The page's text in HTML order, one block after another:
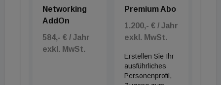
Neben den klassischen, arrivierten Unternehmen
stellen auch heuer erstmalig Start-ups aus. Neben
100 Ausstellern gibt es erstmals eine Start-up-
Area, wo Jungunternehmer Lösungen im
Digitalisierungsbereich für die Baubranche
Networking
AddOn
584,- € / Jahr
exkl. MwSt.
Premium Abo
1.200,- € / Jahr
exkl. MwSt.
Erstellen Sie Ihr
ausführliches
Personenprofil,